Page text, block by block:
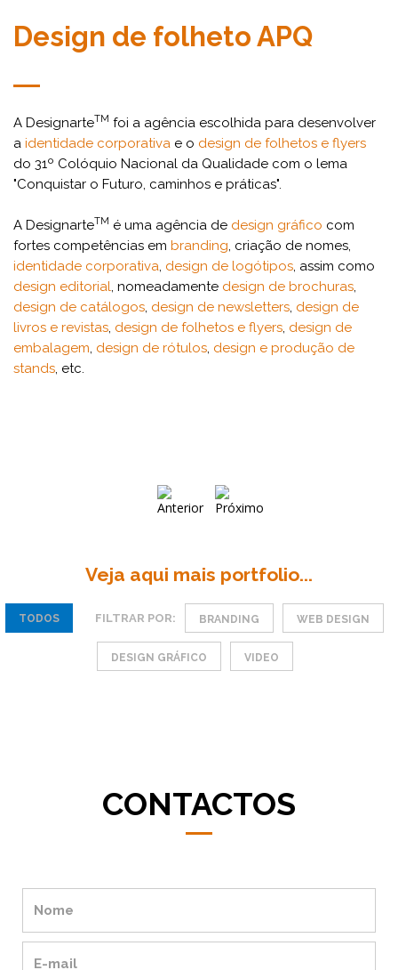
Design de folheto APQ
A DesignarteTM foi a agência escolhida para desenvolver
a identidade corporativa e o design de folhetos e flyers
do 31º Colóquio Nacional da Qualidade com o lema
"Conquistar o Futuro, caminhos e práticas".
A DesignarteTM é uma agência de design gráfico com
fortes competências em branding, criação de nomes,
identidade corporativa, design de logótipos, assim como
design editorial, nomeadamente design de brochuras,
design de catálogos, design de newsletters, design de
livros e revistas, design de folhetos e flyers, design de
embalagem, design de rótulos, design e produção de
stands, etc.
Veja aqui mais portfolio...
TODOS FILTRAR POR: BRANDING WEB DESIGN
DESIGN GRÁFICO VIDEO
CONTACTOS